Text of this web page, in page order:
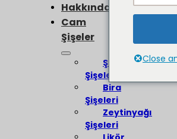
Hakkında
Cam
Şişeler
Şarap
Şişeleri
Bira
Şişeleri
Zeytinyağı
Şişeleri
Close